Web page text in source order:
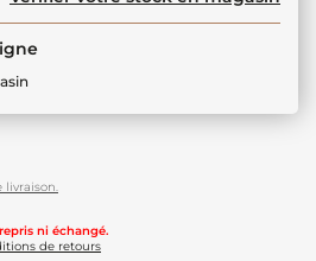
livraison.
ni échangé.
de retours